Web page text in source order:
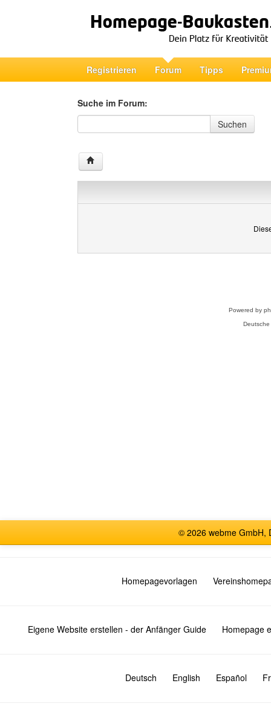
Registrieren Forum Tipps
Suche im Forum:
Suche im Forum
Suchen
Powered by
© 2026 webme GmbH,
Homepagevorlagen
Eigene Website erstellen - der Anfänger Guide Homepage
Deutsch English Español